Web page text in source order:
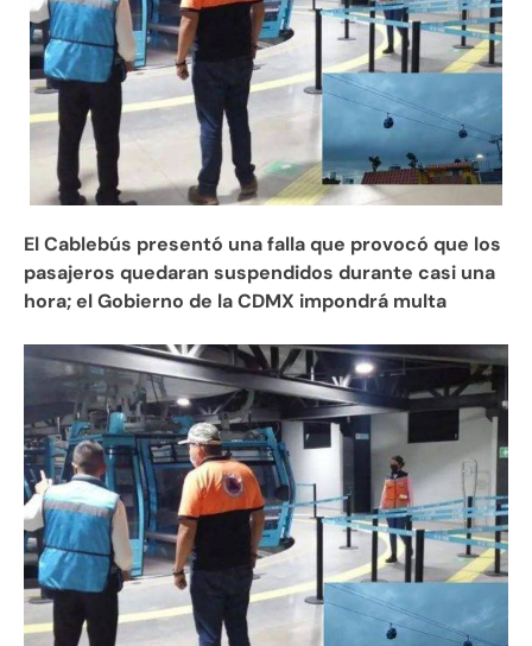
El Cablebús presentó una falla que provocó que los
pasajeros quedaran suspendidos durante casi una
hora; el Gobierno de la CDMX impondrá multa